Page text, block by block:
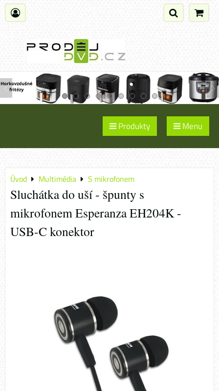
Produkty Menu
Úvod Multimédia S mikrofonem
Sluchátka do uší - špunty s
mikrofonem Esperanza EH204K -
USB-C konektor